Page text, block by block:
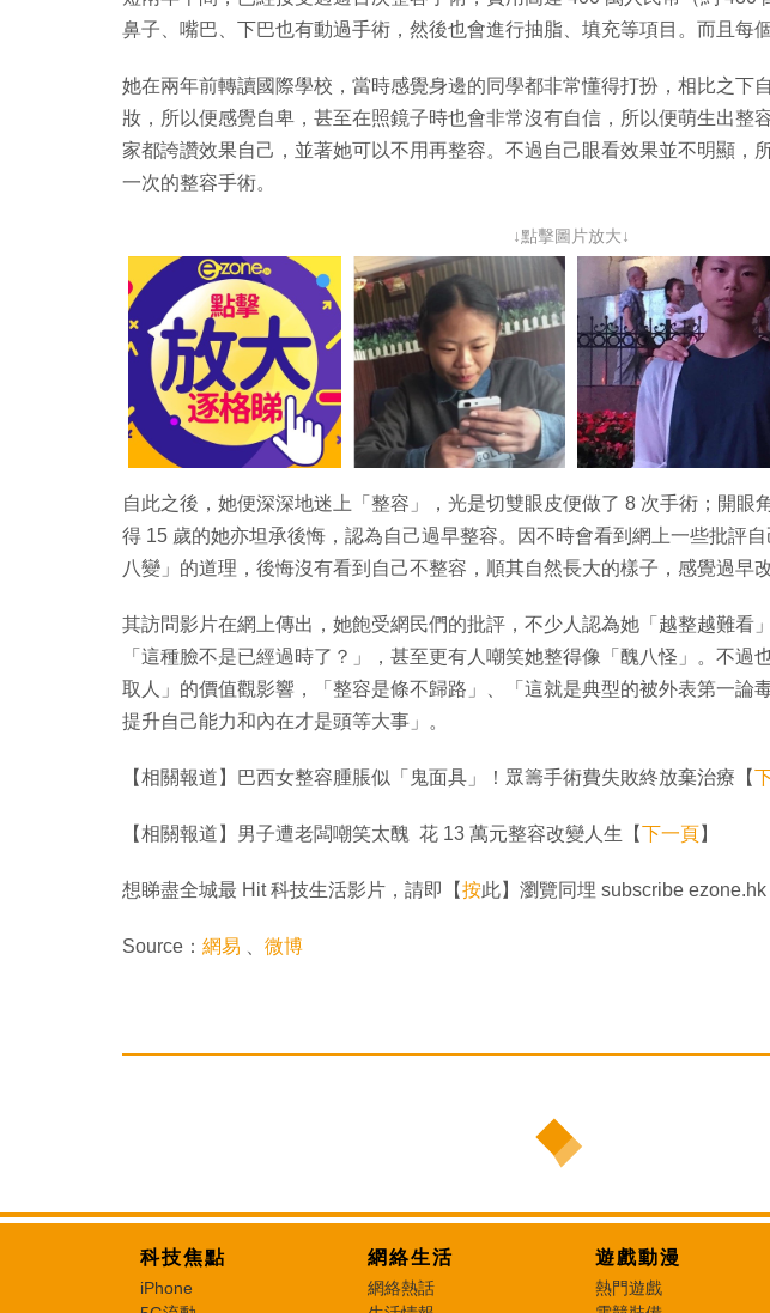
鼻子、嘴巴、下巴也有動過手術，然後也會進行抽脂、填充等項目。而且每
她在兩年前轉讀國際學校，當時感覺身邊的同學都非常懂得打扮，相比之下
妝，所以便感覺自卑，甚至在照鏡子時也會非常沒有自信，所以便萌生出整
家都誇讚效果自己，並著她可以不用再整容。不過自己眼看效果並不明顯，
一次的整容手術。
↓點擊圖片放大↓
自此之後，她便深深地迷上「整容」，光是切雙眼皮便做了 8 次手術；開眼
得 15 歲的她亦坦承後悔，認為自己過早整容。因不時會看到網上一些批評
八變」的道理，後悔沒有看到自己不整容，順其自然長大的樣子，感覺過早改
其訪問影片在網上傳出，她飽受網民們的批評，不少人認為她「越整越難看
「這種臉不是已經過時了？」，甚至更有人嘲笑她整得像「醜八怪」。不過
取人」的價值觀影響，「整容是條不歸路」、「這就是典型的被外表第一論
提升自己能力和內在才是頭等大事」。
【相關報道】巴西女整容腫脹似「鬼面具」！眾籌手術費失敗終放棄治療【
【相關報道】男子遭老闆嘲笑太醜 花 13 萬元整容改變人生【下一頁】
想睇盡全城最 Hit 科技生活影片，請即【按此】瀏覽同埋 subscribe
Source： 網易 微博
科技焦點
iPhone
網絡生活
網絡熱話
遊戲動漫
熱門遊戲